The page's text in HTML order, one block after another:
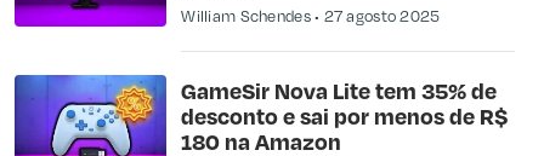
William Schendes 27 agosto 2025
GameSir Nova Lite tem 35% de
desconto e sai por menos de R$
180 na Amazon